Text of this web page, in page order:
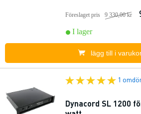
Föreslaget pris 9 330,00 kr
I lager
lägg till i
1
Dynacord SL 1200